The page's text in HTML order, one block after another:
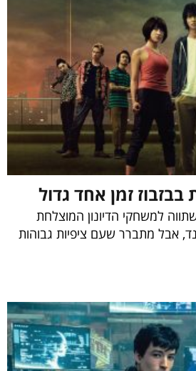
בבזבוז זמן אחד גדול
למשחקי הדיונון המוצלחת
אבל מתברר שעם ציפיות גבוהות